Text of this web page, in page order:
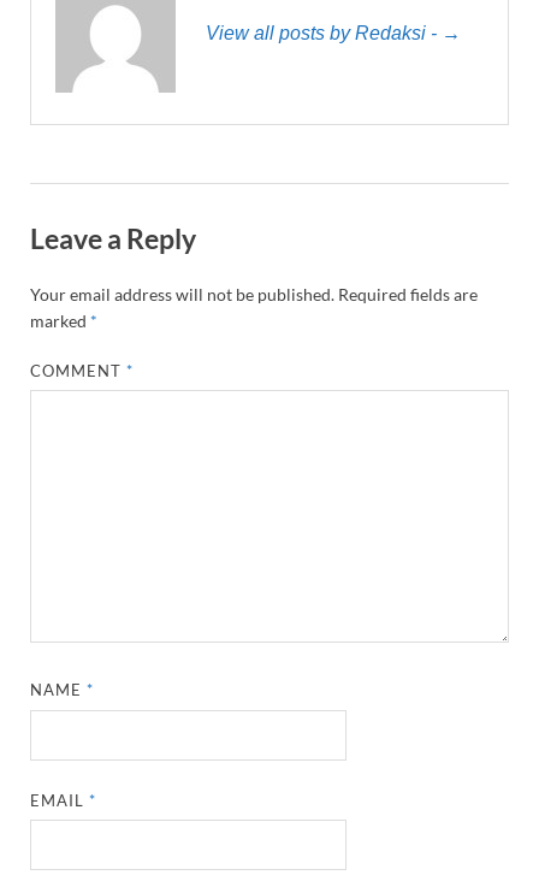
View all posts by Redaksi - →
Leave a Reply
Your email address will not be published. Required fields are
marked *
COMMENT*
NAME*
EMAIL*